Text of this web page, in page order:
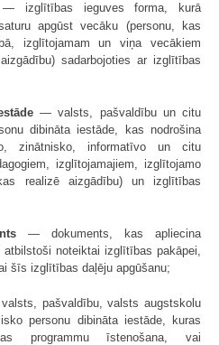
izglītības ieguves forma, kurā
apgūst vecāku (personu, kas
izglītojamam un viņa vecākiem
sadarbojoties ar izglītības
— valsts, pašvaldību un citu
dibināta iestāde, kas nodrošina
zinātnisko, informatīvo un citu
izglītojamajiem, izglītojamo
realizē aizgādību) un izglītības
— dokuments, kas apliecina
noteiktai izglītības pakāpei,
šīs izglītības daļēju apgūšanu;
pašvaldību, valsts augstskolu
personu dibināta iestāde, kuras
programmu īstenošana, vai